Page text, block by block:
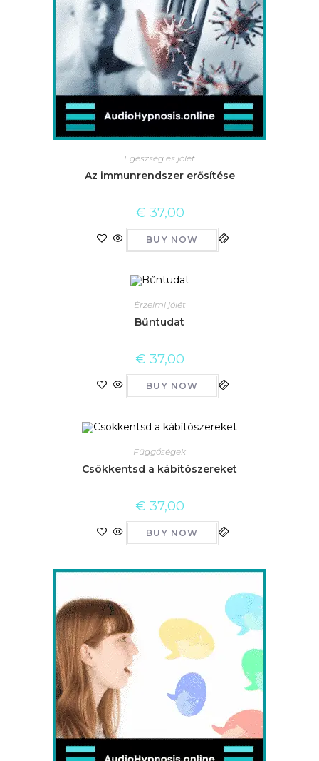
Egészség és jólét
Az immunrendszer erősítése
€ 37,00
BUY NOW
Érzelmi jólét
Bűntudat
€ 37,00
BUY NOW
Függőségek
Csökkentsd a kábítószereket
€ 37,00
BUY NOW